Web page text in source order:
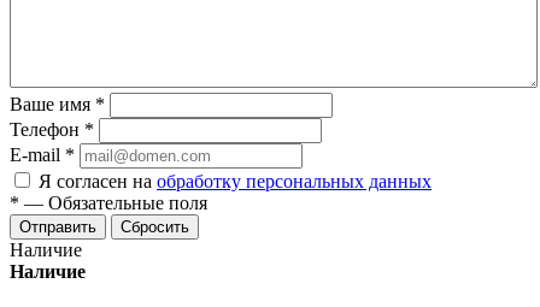
Ваше имя *
Телефон *
E-mail *
Я согласен на обработку персональных данных
* — Обязательные поля
Отправить Сбросить
Наличие
Наличие